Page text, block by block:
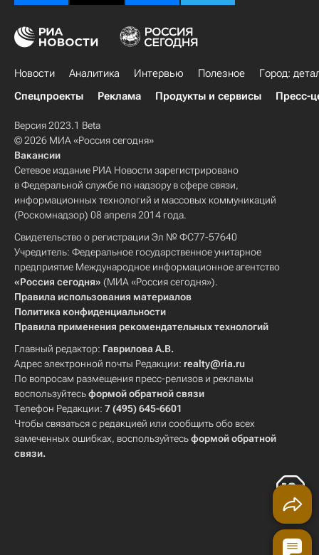
Новости Аналитика Интервью Полезное
Город:
Спецпроекты
Реклама Продукты и сервисы Пресс-
Версия 2023.1 Beta
© 2026 МИА «Россия сегодня»
Вакансии
Сетевое издание РИА Новости зарегистрировано
в Федеральной службе по надзору в сфере связи,
информационных технологий и массовых коммуникаций
(Роскомнадзор) 08 апреля 2014 года.
Свидетельство о регистрации Эл № ФС77-57640
Учредитель: Федеральное государственное унитарное
предприятие Международное информационное агентство
«Россия сегодня» (МИА «Россия сегодня»).
Правила использования материалов
Политика конфиденциальности
Правила применения рекомендательных технологий
Главный редактор: Гаврилова А.В.
Адрес электронной почты Редакции: realty@ria.ru
По вопросам размещения пресс-релизов и рекламы
воспользуйтесьформой обратной связи
Телефон Редакции: 7 (495) 645-6601
Чтобы связаться с редакцией или сообщить обо всех
замеченных ошибках, воспользуйтесьформой обратной
связи.